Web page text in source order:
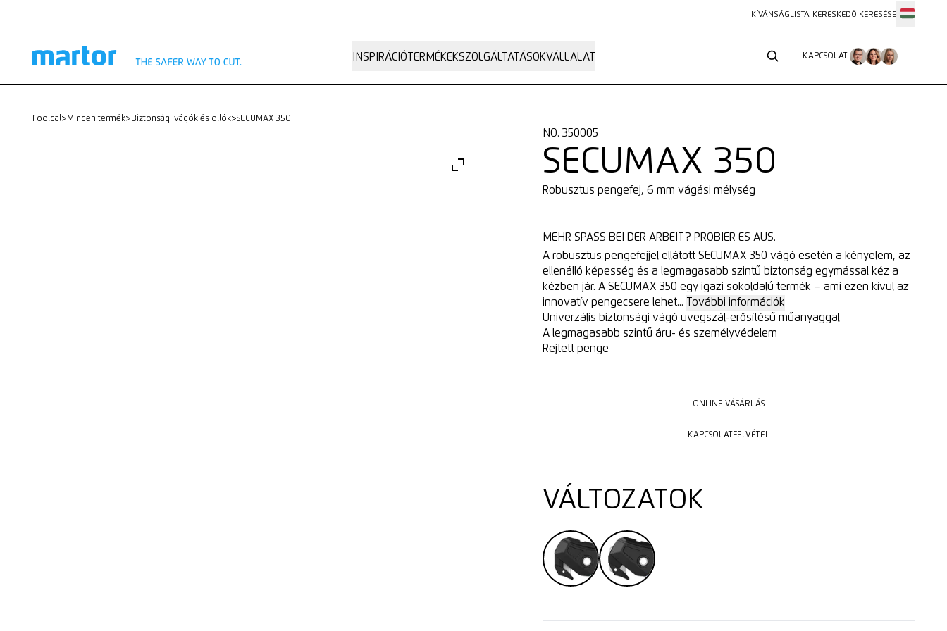
KÍVÁNSÁGLISTA KERESKEDŐ KERESÉSE
INSPIRÁCIÓ TERMÉKEKSZOLGÁLTATÁSOKVÁLLALAT KAPCSOLAT
fooldal> Minden termék> Biztonsági vágók és ollók> SECUMAX 350
NO. 350005
SECUMAX 350
Robusztus pengefej, 6 mm vágási mélység
MEHR SPASS BEI DER ARBEIT? PROBIER ES AUS.
A robusztus pengefejjel ellátott SECUMAX 350 vágó esetén a kényelem, az
ellenálló képesség és a legmagasabb szintű biztonság egymással kéz a
kézben jár. A SECUMAX 350 egy igazi sokoldalú termék – ami ezen kívül az
innovatív pengecsere lehet...
További információk
Univerzális biztonsági vágó üvegszál-erősítésű műanyaggal
A legmagasabb szintű áru- és személyvédelem
Rejtett penge
ONLINE VÁSÁRLÁS
KAPCSOLATFELVÉTEL
VÁLTOZATOK